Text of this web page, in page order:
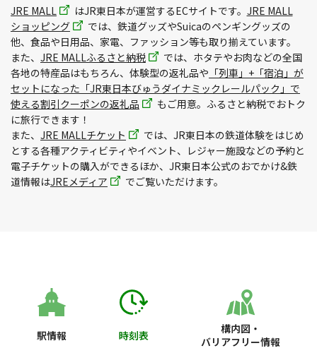
JRE MALL はJR東日本が運営するECサイトです。 JRE MALL
ショッピング
では、鉄道グッズやSuicaのペンギングッズの
他、食品や日用品、家電、ファッション等も取り揃えています。
また、 JRE MALLふるさと納税
では、ホタテやお肉などの全国
各地の特産品はもちろん、体験型の返礼品や 「列車」+「宿泊」が
セットになった「JR東日本びゅうダイナミックレールパック」で
使える割引クーポンの返礼品
もご用意。ふるさと納税でおトク
に旅行できます！
また、 JRE MALLチケット
では、JR東日本の鉄道体験をはじめ
とする各種アクティビティやイベント、レジャー施設などの予約と
電子チケットの購入ができるほか、JR東日本公式のおでかけ&鉄
道情報はJREメディア でご覧いただけます。
駅情報 時刻表
構内図・
バリアフリー情報